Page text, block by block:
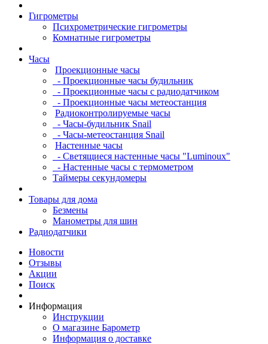
Гигрометры
Психрометрические гигрометры
Комнатные гигрометры
Часы
Проекционные часы
- Проекционные часы будильник
- Проекционные часы с радиодатчиком
- Проекционные часы метеостанция
Радиоконтролируемые часы
- Часы-будильник Snail
- Часы-метеостанция Snail
Настенные часы
- Светящиеся настенные часы "Luminoux"
- Настенные часы с термометром
Таймеры секундомеры
Товары для дома
Безмены
Манометры для шин
Радиодатчики
Новости
Отзывы
Акции
Поиск
Информация
Инструкции
О магазине Барометр
Информация о доставке